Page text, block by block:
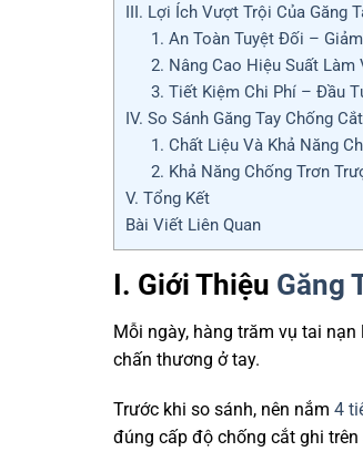
III. Lợi Ích Vượt Trội Của Găng
1. An Toàn Tuyệt Đối –
2. Nâng Cao Hiệu Suất Làm
3. Tiết Kiệm Chi Phí – Đầu
IV. So Sánh Găng Tay Chống
1. Chất Liệu Và Khả Năng
2. Khả Năng Chống Trơn
V. Tổng Kết
Bài Viết Liên Quan
I. Giới Thiệu Găng
Mỗi ngày, hàng trăm vụ tai
chấn thương ở tay.
Trước khi so sánh, nên nắm 4
đúng cấp độ chống cắt ghi trên